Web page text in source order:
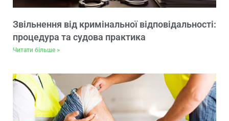
Звільнення від кримінальної відповідальності:
процедура та судова практика
Читати більше >